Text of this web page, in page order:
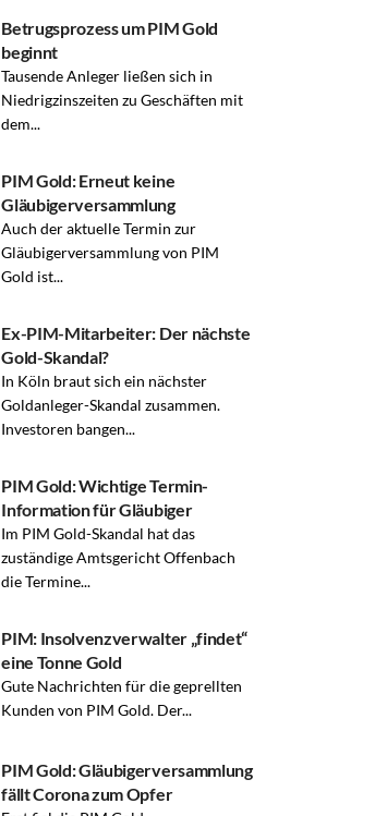
Betrugsprozess um PIM Gold
beginnt
Tausende Anleger ließen sich in
Niedrigzinszeiten zu Geschäften mit
dem...
PIM Gold: Erneut keine
Gläubigerversammlung
Auch der aktuelle Termin zur
Gläubigerversammlung von PIM
Gold ist...
Ex-PIM-Mitarbeiter: Der nächste
Gold-Skandal?
In Köln braut sich ein nächster
Goldanleger-Skandal zusammen.
Investoren bangen...
PIM Gold: Wichtige Termin-
Information für Gläubiger
Im PIM Gold-Skandal hat das
zuständige Amtsgericht Offenbach
die Termine...
PIM: Insolvenzverwalter „findet“
eine Tonne Gold
Gute Nachrichten für die geprellten
Kunden von PIM Gold. Der...
PIM Gold: Gläubigerversammlung
fällt Corona zum Opfer